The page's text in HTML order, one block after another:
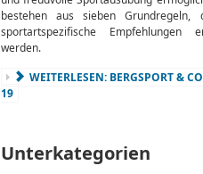
bestehen aus sieben Grundregeln,
sportartspezifische Empfehlungen
werden.
WEITERLESEN: BERGSPORT &
19
Unterkategorien